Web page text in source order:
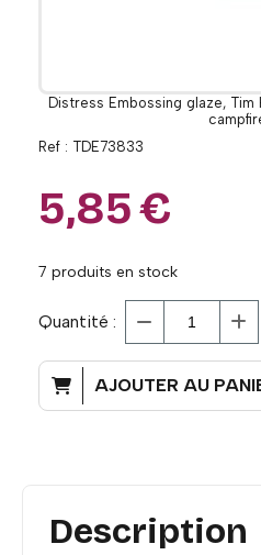
Distress Embossing glaze,
Ref : TDE73833
5,85€
7 produits en stock
Quantité :
AJOUTER AU
Description